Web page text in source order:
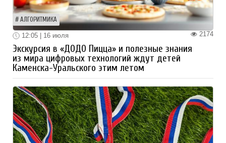
АЛГОРИТМИКА
2174
12:05 | 16 июля
Экскурсия в «ДОДО Пицца» и полезные знания
из мира цифровых технологий ждут детей
Каменска-Уральского этим летом